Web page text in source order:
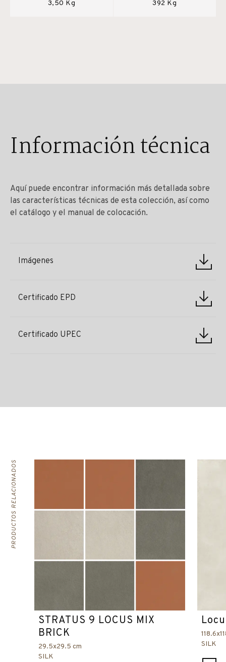
3,50 Kg 392 Kg
Información técnica
Aquí puede encontrar información más detallada sobre
las características técnicas de esta colección, así como
el catálogo y el manual de colocación.
Imágenes
Certificado EPD
Certificado UPEC
PRODUCTOS RELACIONADOS
STRATUS 9 LOCUS MIX
BRICK
29.5x29.5 cm
SILK
SILK